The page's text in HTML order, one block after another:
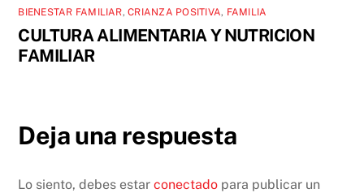
BIENESTAR FAMILIAR,CRIANZA POSITIVA, FAMILIA
CULTURA ALIMENTARIA Y NUTRICION
FAMILIAR
Deja una respuesta
Lo siento, debes estarconectado para publicar un